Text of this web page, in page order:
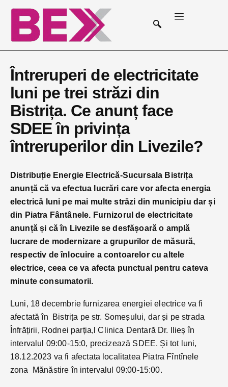
Întreruperi de electricitate
luni pe trei străzi din
Bistrița. Ce anunț face
SDEE în privința
întreruperilor din Livezile?
Distribuție Energie Electrică-Sucursala Bistrița
anunță că va efectua lucrări care vor afecta energia
electrică luni pe mai multe străzi din municipiu dar și
din Piatra Fântânele. Furnizorul de electricitate
anunță și că în Livezile se desfășoară o amplă
lucrare de modernizare a grupurilor de măsură,
respectiv de înlocuire a contoarelor cu altele
electrice, ceea ce va afecta punctual pentru cateva
minute consumatorii.
Luni, 18 decembrie furnizarea energiei electrice va fi
afectată în Bistrița pe str. Someșului, dar și pe strada
Înfrățirii, Rodnei parția,l Clinica Dentară Dr. Ilieș în
intervalul 09:00-15:0, precizează SDEE. Și tot luni,
18.12.2023 va fi afectata localitatea Piatra Fîntînele
zona Mănăstire în intervalul 09:00-15:00.